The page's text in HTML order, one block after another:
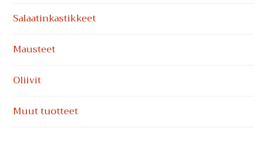
Salaatinkastikkeet
Mausteet
Oliivit
Muut tuotteet